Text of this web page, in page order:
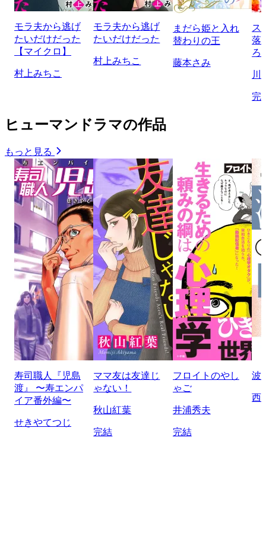
モラ夫から逃げ
たいだけだった
【マイクロ】
村上みちこ
モラ夫から逃げ
たいだけだった
村上みちこ
まだら姫と入れ
替わりの王
藤本さみ
ス
落
ろ
川
完
ヒューマンドラマの作品
もっと見る
寿司職人『児島
渡』 〜寿エンパ
イア番外編〜
せきやてつじ
ママ友は友達じ
ゃない！
秋山紅葉
完結
フロイトのやし
ゃご
井浦秀夫
完結
波
西